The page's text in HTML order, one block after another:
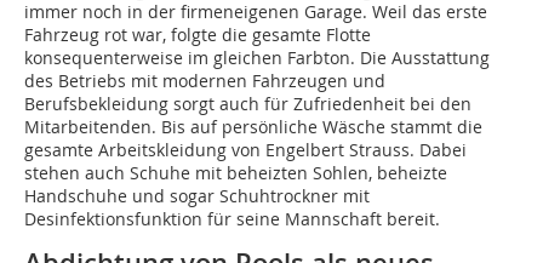
immer noch in der firmeneigenen Garage. Weil das erste
Fahrzeug rot war, folgte die gesamte Flotte
konsequenterweise im gleichen Farbton. Die Ausstattung
des Betriebs mit modernen Fahrzeugen und
Berufsbekleidung sorgt auch für Zufriedenheit bei den
Mitarbeitenden. Bis auf persönliche Wäsche stammt die
gesamte Arbeitskleidung von Engelbert Strauss. Dabei
stehen auch Schuhe mit beheizten Sohlen, beheizte
Handschuhe und sogar Schuhtrockner mit
Desinfektionsfunktion für seine Mannschaft bereit.